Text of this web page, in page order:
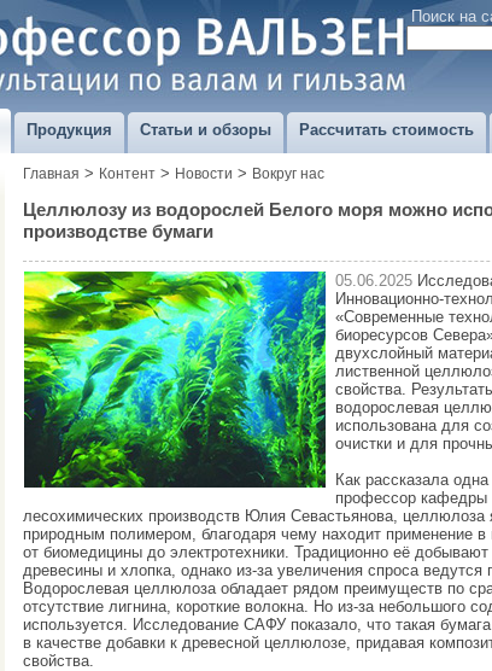
Поиск на
Продукция Статьи и обзоры Рассчитать стоимость
Главная > Контент > Новости > Вокруг нас
Целлюлозу из водорослей Белого моря можно
производстве бумаги
05.06.2025
Инновационно-
«Современные
биоресурсов
двухслойный
лиственной
свойства.
водорослевая
использована для
очистки и для
Как рассказала
профессор
лесохимических производств Юлия Севастьянова, целлюлоза
природным полимером, благодаря чему находит применение в
от биомедицины до электротехники. Традиционно её
древесины и хлопка, однако из-за увеличения спроса ведутся
Водорослевая целлюлоза обладает рядом преимуществ по
отсутствие лигнина, короткие волокна. Но из-за небольшого
используется. Исследование САФУ показало, что такая
в качестве добавки к древесной целлюлозе, придавая
свойства.